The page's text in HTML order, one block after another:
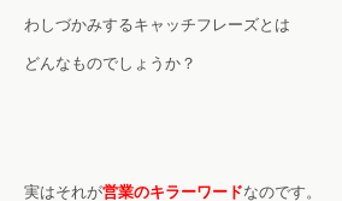
わしづかみするキャッチフレーズとは
どんなものでしょうか？
実はそれが営業のキラーワードなのです。